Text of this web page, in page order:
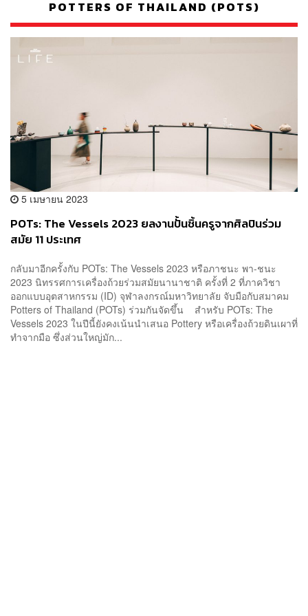
POTTERS OF THAILAND (POTS)
5 เมษายน 2023
POTs: The Vessels 2023 ยลงานปั้นชิ้นครูจากศิลปินร่วม
สมัย 11 ประเทศ
กลับมาอีกครั้งกับ POTs: The Vessels 2023 หรือภาชนะ พา-ชนะ
2023 นิทรรศการเครื่องถ้วยร่วมสมัยนานาชาติ ครั้งที่ 2 ที่ภาควิชา
ออกแบบอุตสาหกรรม (ID) จุฬาลงกรณ์มหาวิทยาลัย จับมือกับสมาคม
Potters of Thailand (POTs) ร่วมกันจัดขึ้น สำหรับ POTs: The
Vessels 2023 ในปีนี้ยังคงเน้นนำเสนอ Pottery หรือเครื่องถ้วยดินเผาที่
ทำจากมือ ซึ่งส่วนใหญ่มัก...